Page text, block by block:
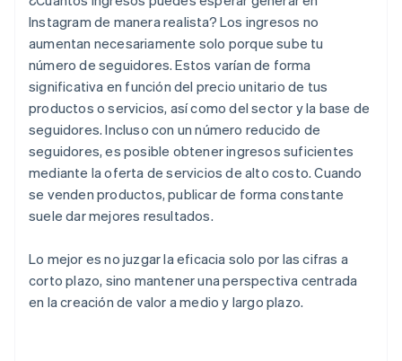
Instagram de manera realista? Los ingresos no
aumentan necesariamente solo porque sube tu
número de seguidores. Estos varían de forma
significativa en función del precio unitario de tus
productos o servicios, así como del sector y la base de
seguidores. Incluso con un número reducido de
seguidores, es posible obtener ingresos suficientes
mediante la oferta de servicios de alto costo. Cuando
se venden productos, publicar de forma constante
suele dar mejores resultados.
Lo mejor es no juzgar la eficacia solo por las cifras a
corto plazo, sino mantener una perspectiva centrada
en la creación de valor a medio y largo plazo.